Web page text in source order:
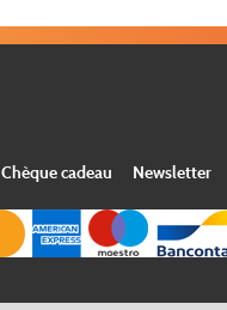
Chèque cadeau Newsletter